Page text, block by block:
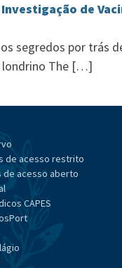
de
segredos por trás
londrino The […]
de acesso restrito
de acesso aberto
CAPES